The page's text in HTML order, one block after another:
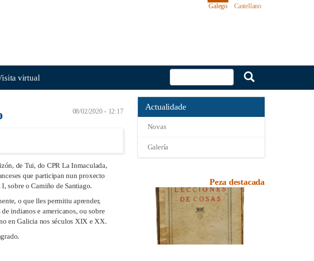
Galego Castellano
virtual
08/02/2020 - 12:17
de Tui, do CPR La Inmaculada,
que participan nun proxecto
sobre o Camiño de Santiago.
o que lles permitiu aprender,
indianos e americanos, ou sobre
en Galicia nos séculos XIX e XX.
Actualidade
Novas
Galería
Peza destacada